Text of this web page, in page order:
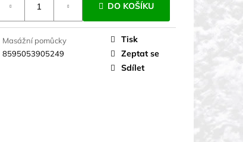
DO KOŠÍKU
Masážní pomůcky
8595053905249
Tisk
Zeptat se
Sdílet